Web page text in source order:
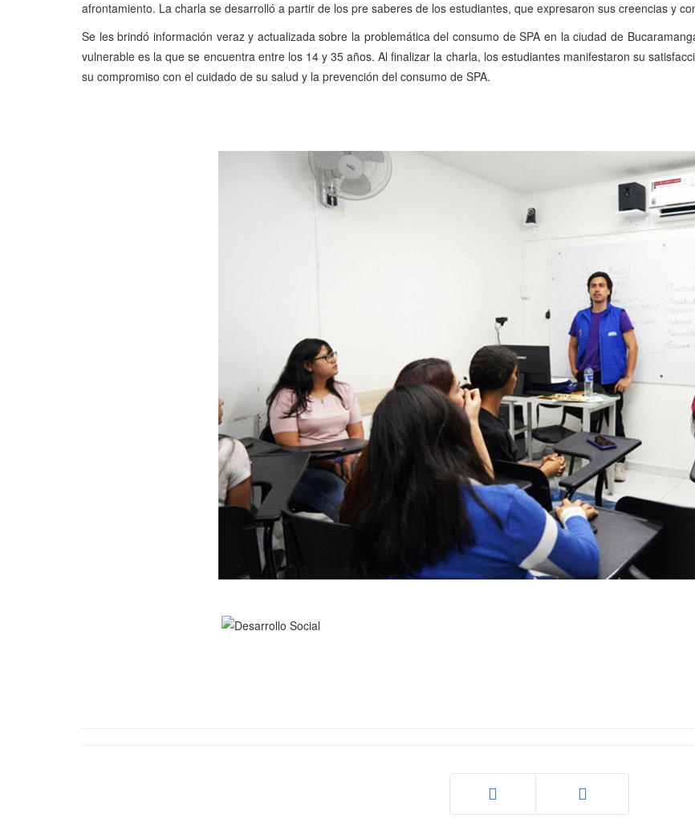
afrontamiento. La charla se desarrolló a partir de los pre saberes de los estudiantes, que expresaron sus creencias y
Se les brindó información veraz y actualizada sobre la problemática del consumo de SPA en la ciudad de
vulnerable es la que se encuentra entre los 14 y 35 años. Al finalizar la charla, los estudiantes manifestaron su
su compromiso con el cuidado de su salud y la prevención del consumo de SPA.